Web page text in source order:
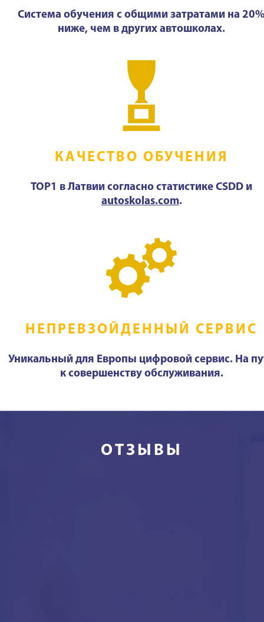
Система обучения с общими затратами на
ниже, чем в других автошколах.
КАЧЕСТВО ОБУЧЕНИЯ
TOP1 в Латвии согласно статистике CSDD и
autoskolas.com.
НЕПРЕВЗОЙДЕННЫЙ СЕРВИС
Уникальный для Европы цифровой сервис. На
к совершенству обслуживания.
ОТЗЫВЫ